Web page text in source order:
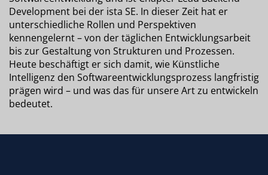
Development bei der ista SE. In dieser Zeit hat er
unterschiedliche Rollen und Perspektiven
kennengelernt – von der täglichen Entwicklungsarbeit
bis zur Gestaltung von Strukturen und Prozessen.
Heute beschäftigt er sich damit, wie Künstliche
Intelligenz den Softwareentwicklungsprozess langfristig
prägen wird – und was das für unsere Art zu entwickeln
bedeutet.